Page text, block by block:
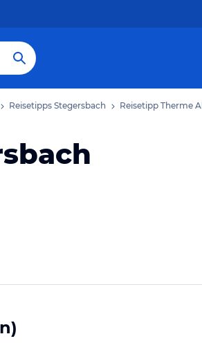
Reisetipps Stegersbach Reisetipp Therme